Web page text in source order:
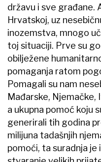
državu i sve građane.
Hrvatskoj, uz
inozemstva, mnogo
toj situaciji. Prve su
obilježene
pomaganja ratom
Pomagali su nam
Mađarske, Njemačke,
a ukupna pomoć koju
generirali tih godina
milijuna tadašnjih
pomoći, ta suradnja je